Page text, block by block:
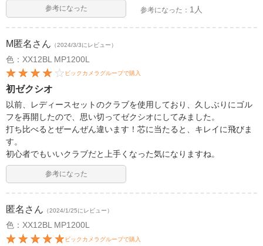
参考になった 参考になった： 1人
M匿名 さん （2024/3/3にレビュー）
色：XX12BL MP1200L
ビックカメラグループで購入
初ゼクシオ
以前、レディースセットのクラブを使用しており、久しぶりにゴル
フを再開したので、思い切ってゼクシオにしてみました。
打ち比べるとぜーんぜん違います！芯に当たると、キレイに飛びま
す。
初心者でもいいクラブだと上手くなった気になりますね。
参考になった
匿名 さん （2024/1/25にレビュー）
色：XX12BL MP1200L
ビックカメラグループで購入